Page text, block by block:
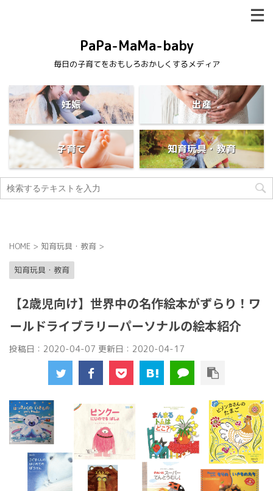
PaPa-MaMa-baby
毎日の子育てをおもしろおかしくするメディア
妊娠 出産
子育て 知育玩具・教育
HOME > 知育玩具・教育 >
知育玩具・教育
【2歳児向け】世界中の名作絵本がずらり！ワ
ールドライブラリーパーソナルの絵本紹介
投稿日：2020-04-07 更新日： 2020-04-17